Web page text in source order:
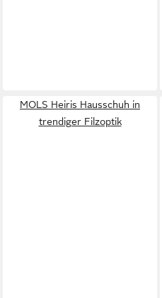
MOLS Heiris Hausschuh in
trendiger Filzoptik